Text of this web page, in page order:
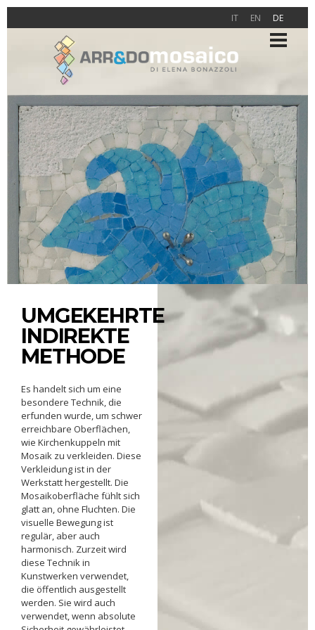
IT EN DE
UMGEKEHRTE
INDIREKTE
METHODE
Es handelt sich um eine
besondere Technik, die
erfunden wurde, um schwer
erreichbare Oberflächen,
wie Kirchenkuppeln mit
Mosaik zu verkleiden. Diese
Verkleidung ist in der
Werkstatt hergestellt. Die
Mosaikoberfläche fühlt sich
glatt an, ohne Fluchten. Die
visuelle Bewegung ist
regulär, aber auch
harmonisch. Zurzeit wird
diese Technik in
Kunstwerken verwendet,
die öffentlich ausgestellt
werden. Sie wird auch
verwendet, wenn absolute